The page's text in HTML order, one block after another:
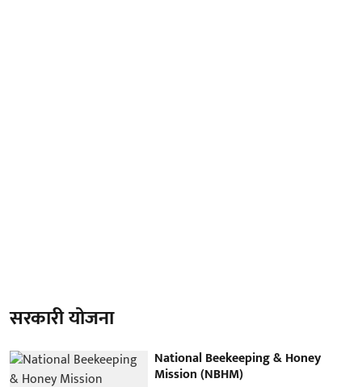
सरकारी योजना
National Beekeeping & Honey
Mission (NBHM)